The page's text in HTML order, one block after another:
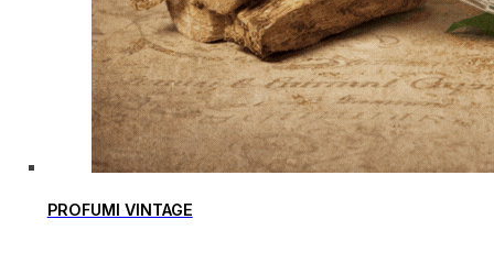
PROFUMI VINTAGE